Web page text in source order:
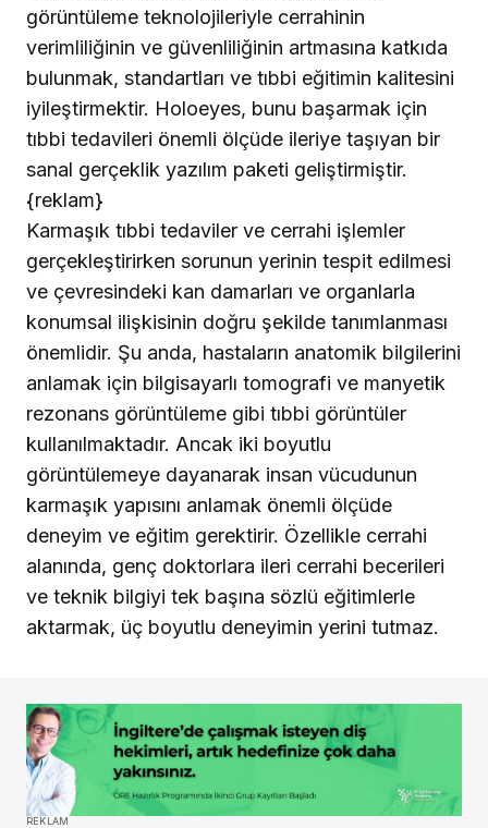
görüntüleme teknolojileriyle cerrahinin
verimliliğinin ve güvenliliğinin artmasına katkıda
bulunmak, standartları ve tıbbi eğitimin kalitesini
iyileştirmektir. Holoeyes, bunu başarmak için
tıbbi tedavileri önemli ölçüde ileriye taşıyan bir
sanal gerçeklik yazılım paketi geliştirmiştir.
{reklam}
Karmaşık tıbbi tedaviler ve cerrahi işlemler
gerçekleştirirken sorunun yerinin tespit edilmesi
ve çevresindeki kan damarları ve organlarla
konumsal ilişkisinin doğru şekilde tanımlanması
önemlidir. Şu anda, hastaların anatomik bilgilerini
anlamak için bilgisayarlı tomografi ve manyetik
rezonans görüntüleme gibi tıbbi görüntüler
kullanılmaktadır. Ancak iki boyutlu
görüntülemeye dayanarak insan vücudunun
karmaşık yapısını anlamak önemli ölçüde
deneyim ve eğitim gerektirir. Özellikle cerrahi
alanında, genç doktorlara ileri cerrahi becerileri
ve teknik bilgiyi tek başına sözlü eğitimlerle
aktarmak, üç boyutlu deneyimin yerini tutmaz.
REKLAM